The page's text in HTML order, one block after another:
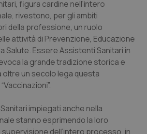
& Testa Collo
figura cardine nell'intero
rivestono, per gli ambiti
della professione, un ruolo
attività di Prevenzione, Educazione
Salute. Essere Assistenti Sanitari in
la grande tradizione storica e
oltre un secolo lega questa
impiegati anche nella
stanno esprimendo la loro
supervisione dell’intero processo, in